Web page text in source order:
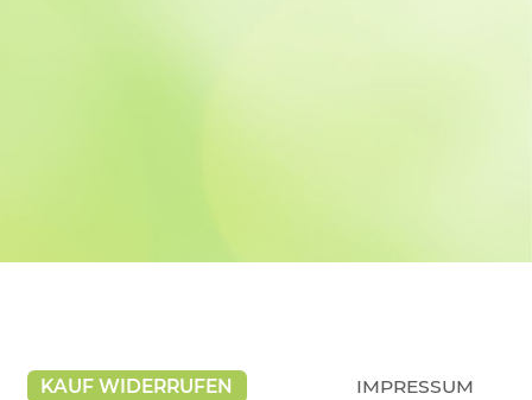
KAUF WIDERRUFEN IMPRESSUM